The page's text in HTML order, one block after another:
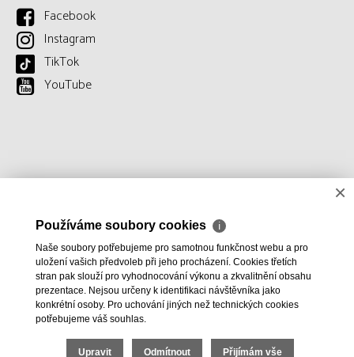
Facebook
Instagram
TikTok
YouTube
×
Používáme soubory cookies ℹ
Naše soubory potřebujeme pro samotnou funkčnost webu a pro
uložení vašich předvoleb při jeho procházení. Cookies třetích
stran pak slouží pro vyhodnocování výkonu a zkvalitnění obsahu
prezentace. Nejsou určeny k identifikaci návštěvníka jako
konkrétní osoby. Pro uchování jiných než technických cookies
potřebujeme váš souhlas.
Upravit Odmítnout Přijímám vše